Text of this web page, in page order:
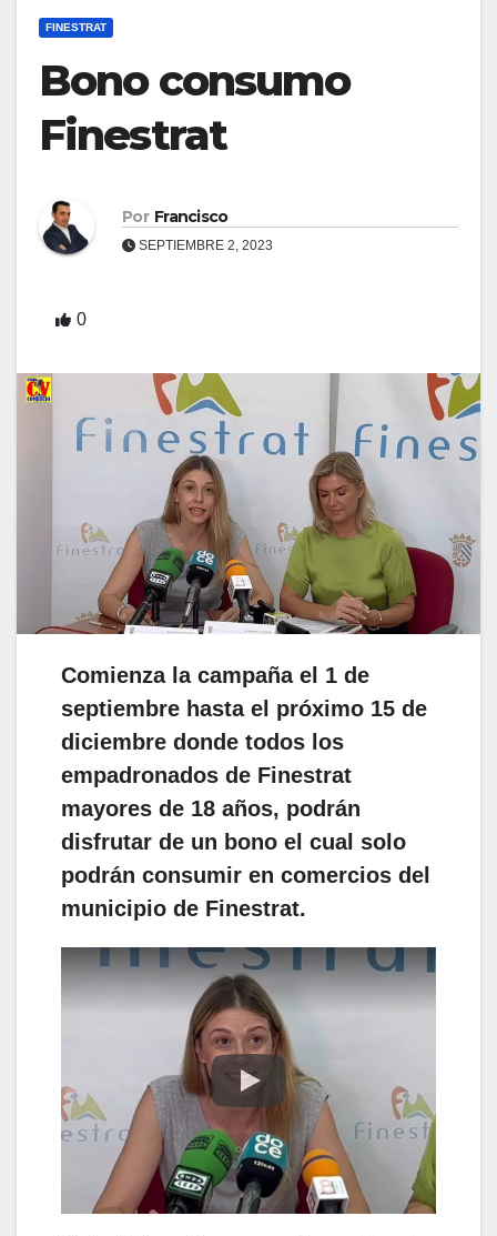
FINESTRAT
Bono consumo
Finestrat
Por Francisco
SEPTIEMBRE 2, 2023
0
Comienza la campaña el 1 de
septiembre hasta el próximo 15 de
diciembre donde todos los
empadronados de Finestrat
mayores de 18 años, podrán
disfrutar de un bono el cual solo
podrán consumir en comercios del
municipio de Finestrat.